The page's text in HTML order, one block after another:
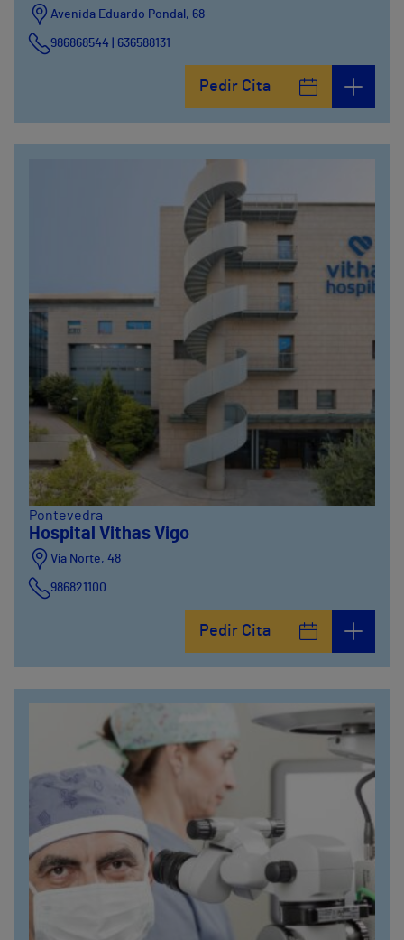
Avenida Eduardo Pondal, 68
986868544 | 636588131
Pedir Cita
Pontevedra
Hospital Vithas Vigo
Vía Norte, 48
986821100
Pedir Cita